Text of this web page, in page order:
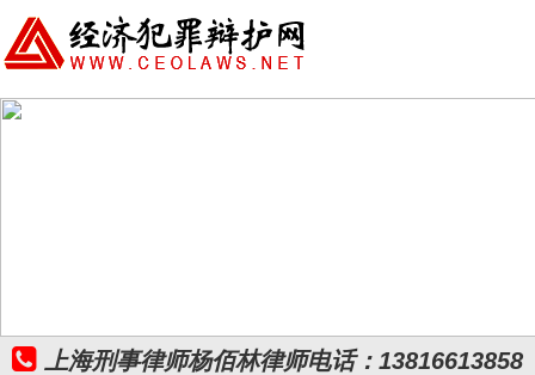
上海刑事律师杨佰林律师电话：13816613858